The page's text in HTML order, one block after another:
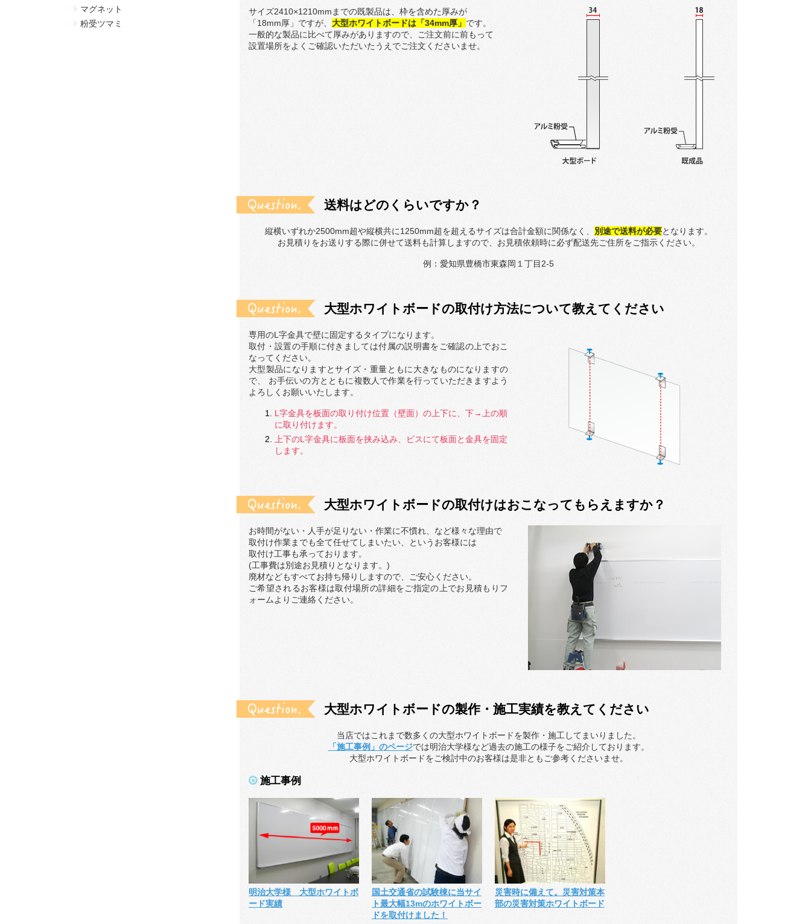
マグネット
粉受ツマミ
サイズ2410×1210mmまでの既製品は、枠を含めた厚みが
「18mm厚」ですが、 大型ホワイトボードは「34mm厚」 です。
一般的な製品に比べて厚みがありますので、ご注文前に前もって
設置場所をよくご確認いただいたうえでご注文くださいませ。
送料はどのくらいですか？
縦横いずれか2500mm超や縦横共に1250mm超を超えるサイズは合計金額に関係なく、 別途で送料が必要となります。
お見積りをお送りする際に併せて送料も計算しますので、お見積依頼時に必ず配送先ご住所をご指示ください。
例：愛知県豊橋市東森岡１丁目2-5
大型ホワイトボードの取付け方法について教えてください
専用のL字金具で壁に固定するタイプになります。
取付・設置の手順に付きましては付属の説明書をご確認の上でおこ
なってください。
大型製品になりますとサイズ・重量ともに大きなものになりますの
で、 お手伝いの方とともに複数人で作業を行っていただきますよう
よろしくお願いいたします。
L字金具を板面の取り付け位置（壁面）の上下に、下→上の順
に取り付けます。
上下のL字金具に板面を挟み込み、ビスにて板面と金具を固定
します。
大型ホワイトボードの取付けはおこなってもらえますか？
お時間がない・人手が足りない・作業に不慣れ、など様々な理由で
取付け作業までも全て任せてしまいたい、というお客様には
取付け工事も承っております。
(工事費は別途お見積りとなります。)
廃材などもすべてお持ち帰りしますので、ご安心ください。
ご希望されるお客様は取付場所の詳細をご指定の上でお見積もりフ
ォームよりご連絡ください。
大型ホワイトボードの製作・施工実績を教えてください
当店ではこれまで数多くの大型ホワイトボードを製作・施工してまいりました。
「施工事例」のページでは明治大学様など過去の施工の様子をご紹介しております。
大型ホワイトボードをご検討中のお客様は是非ともご参考くださいませ。
施工事例
明治大学様 大型ホワイトボ
ード実績
国土交通省の試験棟に当サイ
ト最大幅13mのホワイトボー
ドを取付けました！
災害時に備えて。災害対策本
部の災害対策ホワイトボード